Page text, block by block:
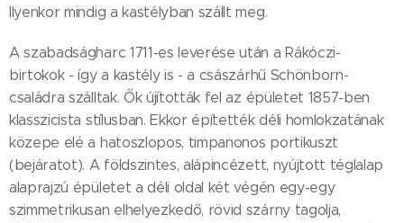
Ilyenkor mindig a kastélyban szállt meg.
A szabadságharc 1711-es leverése után a Rákóczi-
birtokok - így a kastély is - a császárhű Schönborn-
családra szálltak. Ők újították fel az épületet 1857-ben
klasszicista stílusban. Ekkor építették déli homlokzatának
közepe elé a hatoszlopos, timpanonos portikuszt
(bejáratot). A földszintes, alápincézett, nyújtott téglalap
alaprajzú épületet a déli oldal két végén egy-egy
szimmetrikusan elhelyezkedő, rövid szárny tagolja,